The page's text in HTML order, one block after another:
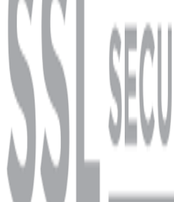
0850 441 40 44
0850 441 40 44
- Cuma 09:30 - 19:30, Cumartesi 10:00 - 18:00